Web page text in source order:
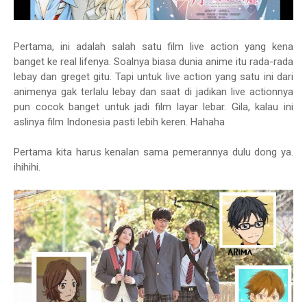
Pertama, ini adalah salah satu film live action yang kena
banget ke real lifenya. Soalnya biasa dunia anime itu rada-rada
lebay dan greget gitu. Tapi untuk live action yang satu ini dari
animenya gak terlalu lebay dan saat di jadikan live actionnya
pun cocok banget untuk jadi film layar lebar. Gila, kalau ini
aslinya film Indonesia pasti lebih keren. Hahaha
Pertama kita harus kenalan sama pemerannya dulu dong ya.
ihihihi.